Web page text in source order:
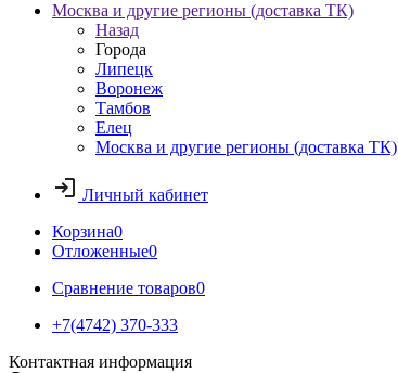
Москва и другие регионы (доставка ТК)
Назад
Города
Липецк
Воронеж
Тамбов
Елец
Москва и другие регионы (доставка ТК)
Личный кабинет
Корзина0
Отложенные0
Сравнение товаров0
+7(4742) 370-333
Контактная информация